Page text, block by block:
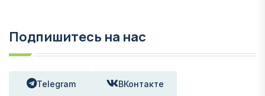
Подпишитесь на нас
Telegram ВКонтакте